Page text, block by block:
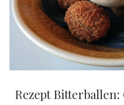
♥ ÜBER DIE
VITA
PRESSE &
twitter
Rezept Bitterballen: